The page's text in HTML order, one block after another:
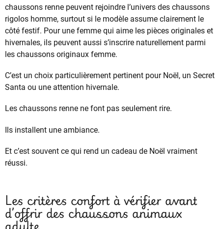
chaussons renne peuvent rejoindre l’univers des chaussons
rigolos homme, surtout si le modèle assume clairement le
côté festif. Pour une femme qui aime les pièces originales et
hivernales, ils peuvent aussi s’inscrire naturellement parmi
les chaussons originaux femme.
C’est un choix particulièrement pertinent pour Noël, un Secret
Santa ou une attention hivernale.
Les chaussons renne ne font pas seulement rire.
Ils installent une ambiance.
Et c’est souvent ce qui rend un cadeau de Noël vraiment
réussi.
Les critères confort à vérifier avant
d’offrir des chaussons animaux
adulte